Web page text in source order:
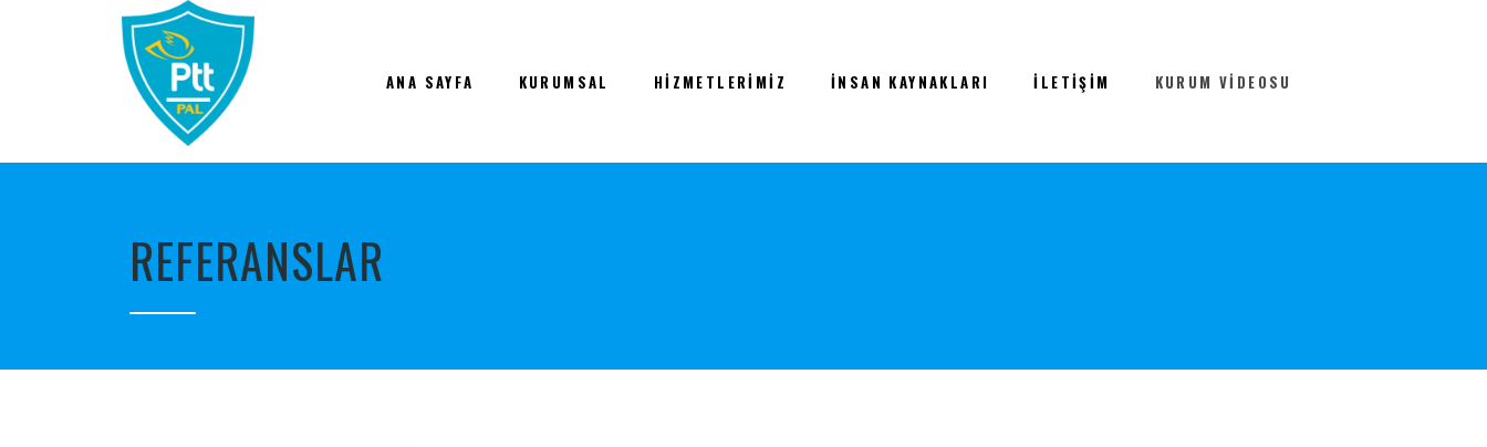
ANA SAYFA KURUMSAL HIZMETLERIMIZ İNSAN KAYNAKLARI İLETIŞIM KURUM VIDEOSU
REFERANSLAR